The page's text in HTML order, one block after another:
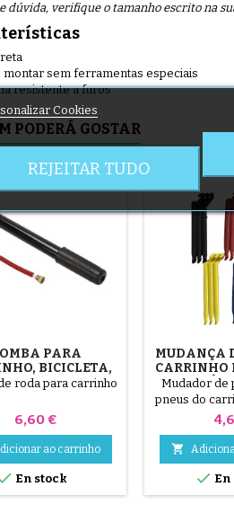
dúvida, verifique o tamanho escrito na
montar sem ferramentas especiais
resistente a furos
PODERÁ GOSTAR
PARA
BICICLETA,
SCOOTER
roda para carrinho
Preço
6,60 €
ao carrinho
En stock
MUDANÇA
CARRINHO
DE 3
Mudador de
pneus do
peças de
qualidade,
preto,
amarelo e
aço (
montado

 En
Cookies
REJEITAR TUDO